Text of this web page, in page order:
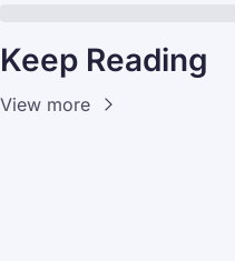
Keep Reading
View more